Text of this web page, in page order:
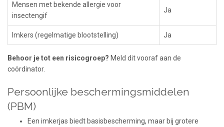
Mensen met bekende allergie voor
insectengif
Ja
Imkers (regelmatige blootstelling) Ja
Behoor je tot een risicogroep? Meld dit vooraf aan de
coördinator.
Persoonlijke beschermingsmiddelen
(PBM)
Een imkerjas biedt basisbescherming, maar bij grotere